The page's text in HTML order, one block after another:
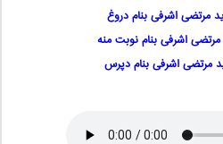
مرتضی‌ اشرفی بنام دروغ
اشرفی بنام نوبت منه
مرتضی اشرفی بنام دپرس